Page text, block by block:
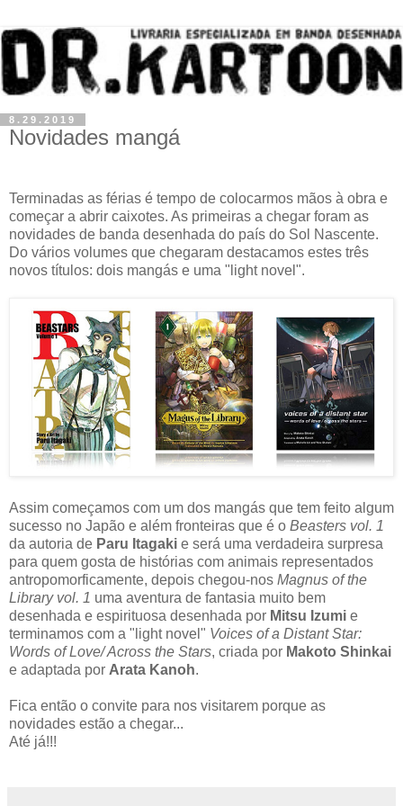
8.29.2019
Novidades mangá
Terminadas as férias é tempo de colocarmos mãos à obra e
começar a abrir caixotes. As primeiras a chegar foram as
novidades de banda desenhada do país do Sol Nascente.
Do vários volumes que chegaram destacamos estes três
novos títulos: dois mangás e uma "light novel".
Assim começamos com um dos mangás que tem feito algum
sucesso no Japão e além fronteiras que é o Beasters vol. 1
da autoria de Paru Itagaki e será uma verdadeira surpresa
para quem gosta de histórias com animais representados
antropomorficamente, depois chegou-nos Magnus of the
Library vol. 1 uma aventura de fantasia muito bem
desenhada e espirituosa desenhada por Mitsu Izumi e
terminamos com a "light novel" Voices of a Distant Star:
Words of Love/ Across the Stars, criada por Makoto Shinkai
e adaptada por Arata Kanoh.
Fica então o convite para nos visitarem porque as
novidades estão a chegar...
Até já!!!